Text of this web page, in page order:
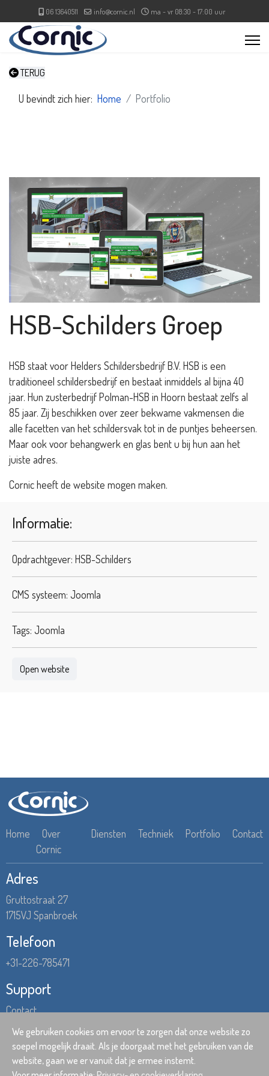
06 13640511 info@cornic.nl ma - vr 08:30 - 17:00 uur
TERUG
U bevindt zich hier: Home Portfolio
HSB-Schilders Groep
HSB staat voor Helders Schildersbedrijf B.V. HSB is een
traditioneel schildersbedrijf en bestaat inmiddels al bijna 40
jaar. Hun zusterbedrijf Polman-HSB in Hoorn bestaat zelfs al
85 jaar. Zij beschikken over zeer bekwame vakmensen die
alle facetten van het schildersvak tot in de puntjes beheersen.
Maar ook voor behangwerk en glas bent u bij hun aan het
juiste adres.
Cornic heeft de website mogen maken.
Informatie:
Opdrachtgever: HSB-Schilders
CMS systeem: Joomla
Tags: Joomla
Open website
Home
Over
Cornic
Diensten Techniek Portfolio Contact
Adres
Gruttostraat 27
1715VJ Spanbroek
Telefoon
+31-226-785471
Support
Contact
Hulp op afstand
©2026 Cornic | Privacy- en cookieverklaring| Algemene voorwaarden
We gebruiken cookies om ervoor te zorgen dat onze website zo
soepel mogelijk draait. Als je doorgaat met het gebruiken van de
website, gaan we er vanuit dat je ermee instemt.